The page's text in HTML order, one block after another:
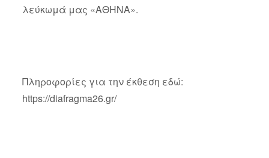
λεύκωμά μας «ΑΘΗΝΑ».
Πληροφορίες για την έκθεση εδώ:
https://diafragma26.gr/